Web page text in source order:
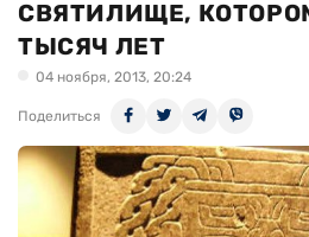
СВЯТИЛИЩЕ,
ТЫСЯЧ ЛЕТ
04 ноября, 2013, 20:24
Поделиться